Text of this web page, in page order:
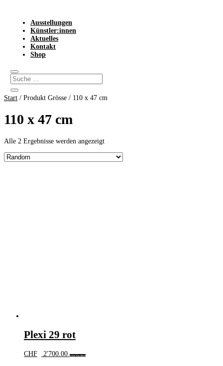
Ausstellungen
Künstler:innen
Aktuelles
Kontakt
Shop
Start / Produkt Grösse / 110 x 47 cm
110 x 47 cm
Alle 2 Ergebnisse werden angezeigt
Plexi 29 rot
CHF 2'700.00 In den Warenkorb